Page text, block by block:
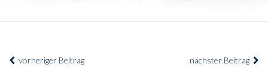
Impressum
vorheriger Beitrag nächster Beitrag